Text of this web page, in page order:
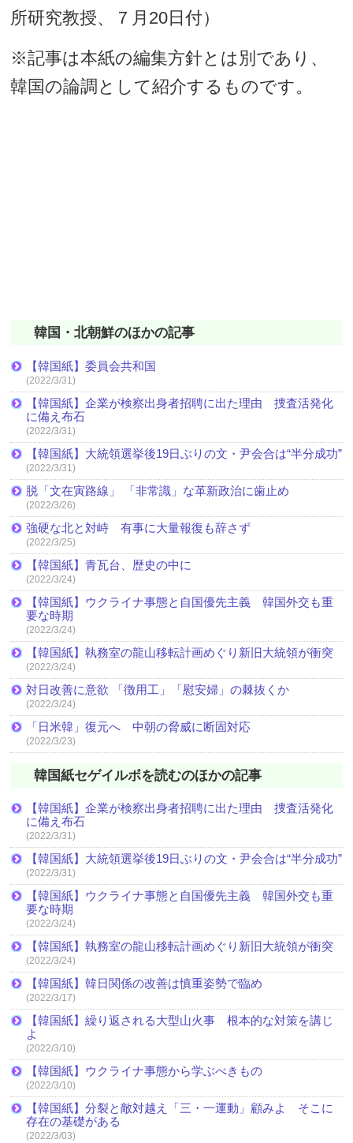
所研究教授、７月20日付）
※記事は本紙の編集方針とは別であり、
韓国の論調として紹介するものです。
韓国・北朝鮮のほかの記事
【韓国紙】委員会共和国
(2022/3/31)
【韓国紙】企業が検察出身者招聘に出た理由 捜査活発化
に備え布石
(2022/3/31)
【韓国紙】大統領選挙後19日ぶりの文・尹会合は“半分成功”
(2022/3/31)
脱「文在寅路線」 「非常識」な革新政治に歯止め
(2022/3/26)
強硬な北と対峙 有事に大量報復も辞さず
(2022/3/25)
【韓国紙】青瓦台、歴史の中に
(2022/3/24)
【韓国紙】ウクライナ事態と自国優先主義 韓国外交も重
要な時期
(2022/3/24)
【韓国紙】執務室の龍山移転計画めぐり新旧大統領が衝突
(2022/3/24)
対日改善に意欲 「徴用工」「慰安婦」の棘抜くか
(2022/3/24)
「日米韓」復元へ 中朝の脅威に断固対応
(2022/3/23)
韓国紙セゲイルボを読むのほかの記事
【韓国紙】企業が検察出身者招聘に出た理由 捜査活発化
に備え布石
(2022/3/31)
【韓国紙】大統領選挙後19日ぶりの文・尹会合は“半分成功”
(2022/3/31)
【韓国紙】ウクライナ事態と自国優先主義 韓国外交も重
要な時期
(2022/3/24)
【韓国紙】執務室の龍山移転計画めぐり新旧大統領が衝突
(2022/3/24)
【韓国紙】韓日関係の改善は慎重姿勢で臨め
(2022/3/17)
【韓国紙】繰り返される大型山火事 根本的な対策を講じ
よ
(2022/3/10)
【韓国紙】ウクライナ事態から学ぶべきもの
(2022/3/10)
【韓国紙】分裂と敵対越え「三・一運動」顧みよ そこに
存在の基礎がある
(2022/3/03)